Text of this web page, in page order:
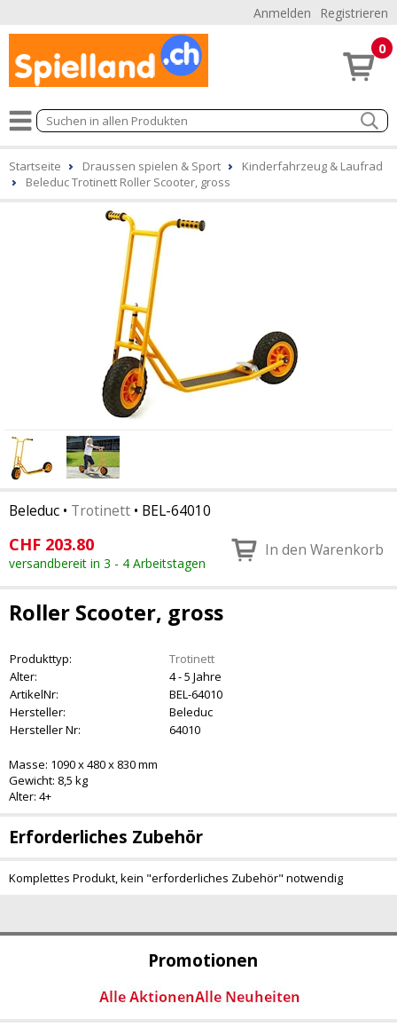
Anmelden Registrieren
0
Promotionen
Startseite Draussen spielen & Sport
Kinderfahrzeug & Laufrad
Beleduc Trotinett Roller Scooter, gross
Beleduc • Trotinett • BEL-64010
CHF 203.80
versandbereit in 3 - 4 Arbeitstagen
In den Warenkorb
Roller Scooter, gross
Produkttyp:
Trotinett
Alter:
4 - 5 Jahre
ArtikelNr:
BEL-64010
Hersteller:
Beleduc
Hersteller Nr:
64010
Masse: 1090 x 480 x 830 mm
Gewicht: 8,5 kg
Alter: 4+
Erforderliches Zubehör
Komplettes Produkt, kein "erforderliches Zubehör" notwendig